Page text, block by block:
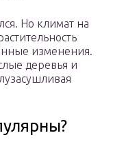
Но климат на
изменения.
деревья и